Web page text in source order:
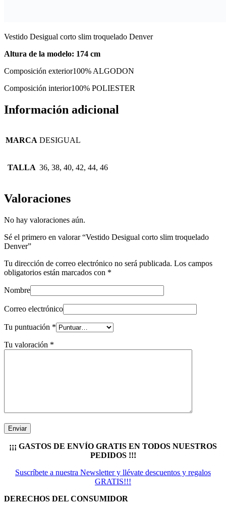
Vestido Desigual corto slim troquelado Denver
Altura de la modelo: 174 cm
Composición exterior100% ALGODON
Composición interior100% POLIESTER
Información adicional
MARCA DESIGUAL
TALLA 36, 38, 40, 42, 44, 46
Valoraciones
No hay valoraciones aún.
Sé el primero en valorar “Vestido Desigual corto slim troquelado
Denver”
Tu dirección de correo electrónico no será publicada. Los campos
obligatorios están marcados con *
Nombre
Correo electrónico
Tu puntuación *
Tu valoración *
¡¡¡ GASTOS DE ENVÍO GRATIS EN TODOS NUESTROS
PEDIDOS !!!
Suscríbete a nuestra Newsletter y llévate descuentos y regalos
GRATIS!!!
DERECHOS DEL CONSUMIDOR